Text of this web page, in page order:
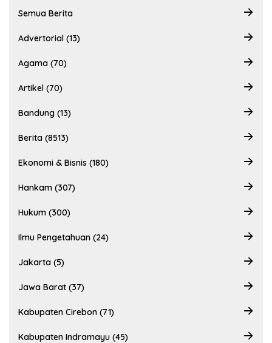
Semua Berita
Advertorial (13)
Agama (70)
Artikel (70)
Bandung (13)
Berita (8513)
Ekonomi & Bisnis (180)
Hankam (307)
Hukum (300)
Ilmu Pengetahuan (24)
Jakarta (5)
Jawa Barat (37)
Kabupaten Cirebon (71)
Kabupaten Indramayu (45)